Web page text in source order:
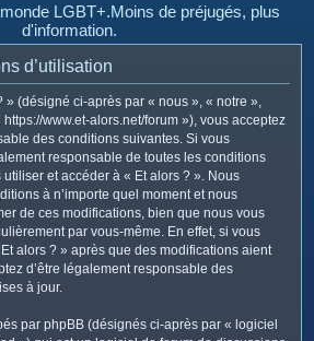
e
LGBT+.Moins de préjugés, plus
d'information.
d’utilisation
» (désigné ci-après par « nous », « notre »,
www.et-alors.net/forum »), vous acceptez
des conditions suivantes. Si vous
responsable de toutes les conditions
et accéder à « Et alors ? ». Nous
à n’importe quel moment et nous
de ces modifications, bien que nous vous
par vous-même. En effet, si vous
alors ? » après que des modifications aient
d’être légalement responsable des
à jour.
par phpBB (désignés ci-après par « logiciel